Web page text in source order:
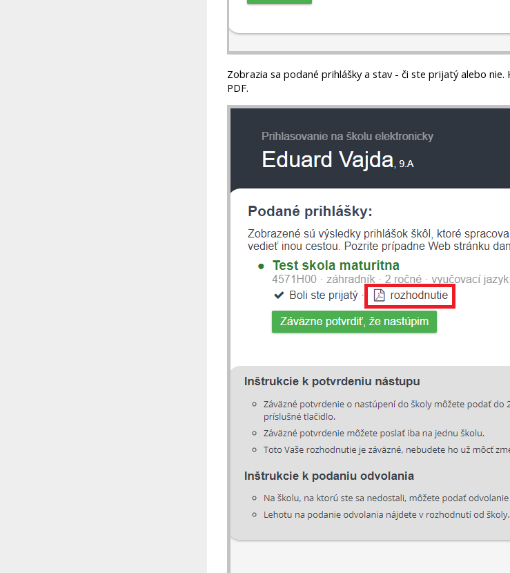
Zobrazia sa podané prihlášky a stav - či ste prijatý alebo
PDF.